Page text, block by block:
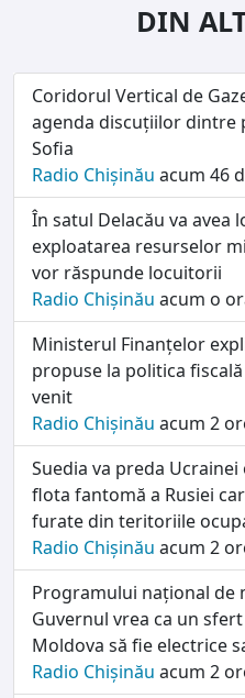
DIN
Coridorul Vertical de
agenda discuțiilor dintre
Sofia
Radio Chișinău acum 46
În satul Delacău va
exploatarea resurselor
vor răspunde locuitorii
Radio Chișinău acum o
Ministerul Finanțelor
propuse la politica
venit
Radio Chișinău acum 2
Suedia va preda
flota fantomă a Rusiei
furate din teritoriile
Radio Chișinău acum 2
Programului național de
Guvernul vrea ca un
Moldova să fie electrice
Radio Chișinău acum 2